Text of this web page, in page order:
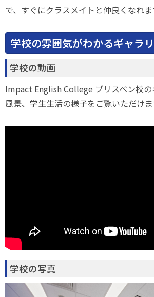
で、すぐにクラスメイトと仲良くなれま
学校の雰囲気がわかるギャラ
学校の動画
Impact English College ブリスベン校
風景、学生生活の様子をご覧いただけま
学校の写真